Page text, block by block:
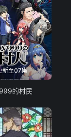
新至07集
的村民